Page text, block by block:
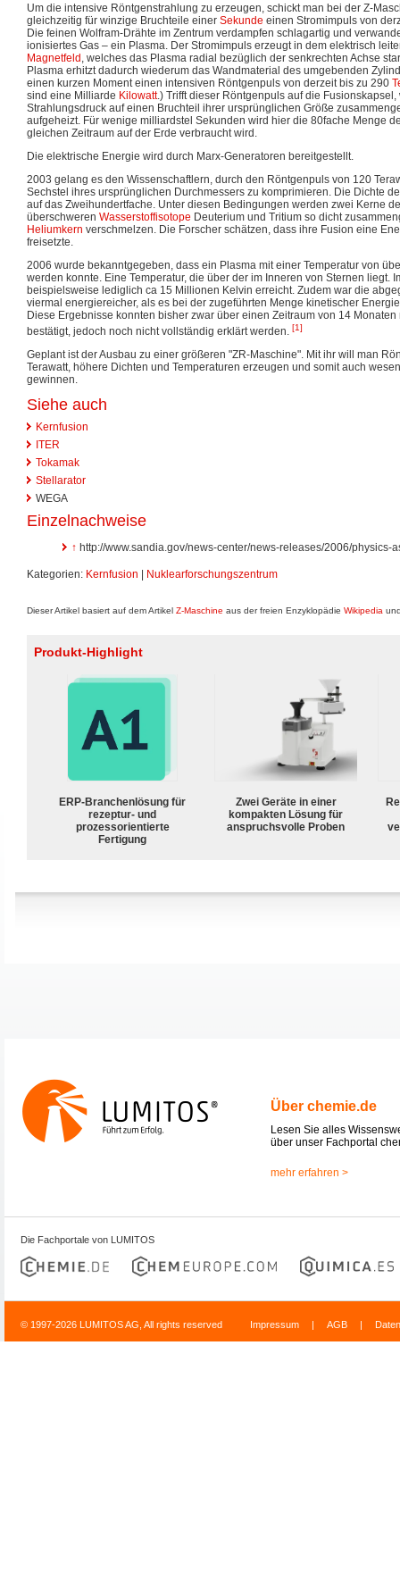
Um die intensive Röntgenstrahlung zu erzeugen, schickt man bei der Z-
gleichzeitig für winzige Bruchteile einer Sekunde einen Stromimpuls von
Die feinen Wolfram-Drähte im Zentrum verdampfen schlagartig und
ionisiertes Gas – ein Plasma. Der Stromimpuls erzeugt in dem elektrisch
Magnetfeld , welches das Plasma radial bezüglich der senkrechten Achse
Plasma erhitzt dadurch wiederum das Wandmaterial des umgebenden
einen kurzen Moment einen intensiven Röntgenpuls von derzeit bis zu 290
sind eine Milliarde Kilowatt.) Trifft dieser Röntgenpuls auf die
Strahlungsdruck auf einen Bruchteil ihrer ursprünglichen Größe
aufgeheizt. Für wenige milliardstel Sekunden wird hier die 80fache Menge
gleichen Zeitraum auf der Erde verbraucht wird.
Die elektrische Energie wird durch Marx-Generatoren bereitgestellt.
2003 gelang es den Wissenschaftlern, durch den Röntgenpuls von 120
Sechstel ihres ursprünglichen Durchmessers zu komprimieren. Die Dichte
auf das Zweihundertfache. Unter diesen Bedingungen werden zwei Kerne
überschweren Wasserstoffisotope Deuterium und Tritium so dicht
Heliumkern verschmelzen. Die Forscher schätzen, dass ihre Fusion eine
freisetzte.
2006 wurde bekanntgegeben, dass ein Plasma mit einer Temperatur von
werden konnte. Eine Temperatur, die über der im Inneren von Sternen liegt.
beispielsweise lediglich ca 15 Millionen Kelvin erreicht. Zudem war die
viermal energiereicher, als es bei der zugeführten Menge kinetischer
Diese Ergebnisse konnten bisher zwar über einen Zeitraum von 14
bestätigt, jedoch noch nicht vollständig erklärt werden. [1]
Geplant ist der Ausbau zu einer größeren "ZR-Maschine". Mit ihr will man
Terawatt, höhere Dichten und Temperaturen erzeugen und somit auch
gewinnen.
Siehe auch
Kernfusion
ITER
Tokamak
Stellarator
WEGA
Einzelnachweise
↑ http://www.sandia.gov/news-center/news-releases/2006/physics-
Kategorien: Kernfusion Nuklearforschungszentrum
Dieser Artikel basiert auf dem Artikel Z-Maschine aus der freien Enzyklopädie Wikipedia
Produkt-Highlight
ERP-Branchenlösung für
rezeptur- und
prozessorientierte
Fertigung
Zwei Geräte in einer
kompakten Lösung für
anspruchsvolle Proben
Über chemie.de
Lesen Sie alles
über unser Fachportal
mehr erfahren >
Die Fachportale von LUMITOS
© 1997-2026 LUMITOS AG, All rights reserved Impressum | AGB |